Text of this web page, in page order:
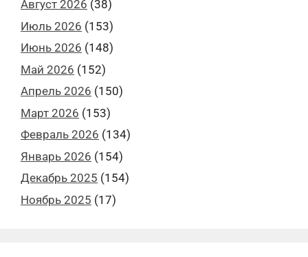
Август 2026 (38)
Июль 2026 (153)
Июнь 2026 (148)
Май 2026 (152)
Апрель 2026 (150)
Март 2026 (153)
Февраль 2026 (134)
Январь 2026 (154)
Декабрь 2025 (154)
Ноябрь 2025 (17)